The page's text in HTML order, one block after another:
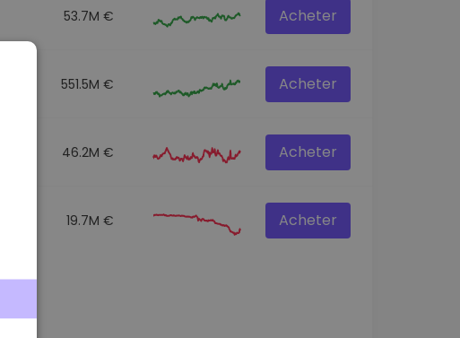
53.7M € Acheter
551.5M € Acheter
46.2M € Acheter
19.7M € Acheter